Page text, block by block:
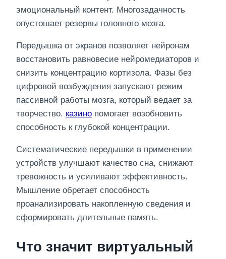
эмоциональный контент. Многозадачность
опустошает резервы головного мозга.
Передышка от экранов позволяет нейронам
восстановить равновесие нейромедиаторов и
снизить концентрацию кортизола. Фазы без
цифровой возбуждения запускают режим
пассивной работы мозга, который ведает за
творчество. казино помогает возобновить
способность к глубокой концентрации.
Систематические передышки в применении
устройств улучшают качество сна, снижают
тревожность и усиливают эффективность.
Мышление обретает способность
проанализировать накопленную сведения и
сформировать длительные память.
Что значит виртуальный